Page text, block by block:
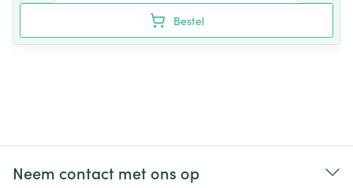
Bestel
Neem contact met ons op